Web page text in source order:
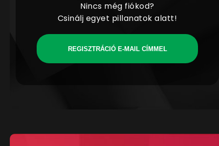
Nincs még fiókod?
Csinálj egyet pillanatok alatt!
REGISZTRÁCIÓ E-MAIL CÍMMEL